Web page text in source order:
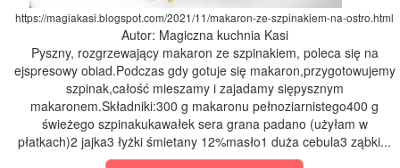
https://magiakasi.blogspot.com/2021/11/makaron-ze-szpinakiem-na-ostro.html
Autor: Magiczna kuchnia Kasi
Pyszny, rozgrzewający makaron ze szpinakiem, poleca się na
ejspresowy obiad.Podczas gdy gotuje się makaron,przygotowujemy
szpinak,całość mieszamy i zajadamy siępysznym
makaronem.Składniki:300 g makaronu pełnoziarnistego400 g
świeżego szpinakukawałek sera grana padano (użyłam w
płatkach)2 jajka3 łyżki śmietany 12%masło1 duża cebula3 ząbki...